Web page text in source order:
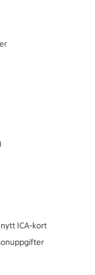
ICA-kort